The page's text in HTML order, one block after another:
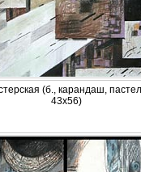
(б., карандаш,
43х56)